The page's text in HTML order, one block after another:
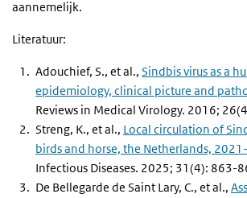
aannemelijk.
Literatuur:
Adouchief, S., et al., Sindbis virus as a
epidemiology, clinical picture and
Reviews in Medical Virology. 2016;
Streng, K., et al., Local circulation of
birds and horse, the Netherlands,
Infectious Diseases. 2025; 31(4): 863-
De Bellegarde de Saint Lary, C., et al.,